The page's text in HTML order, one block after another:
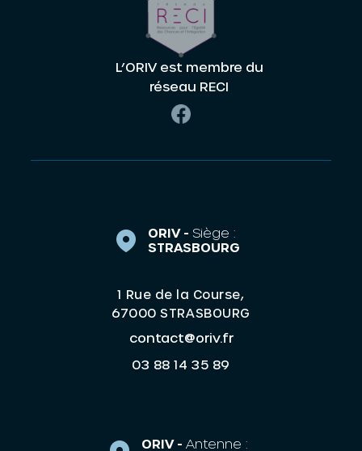
L’ORIV est membre du
réseau RECI
ORIV - Siège :
STRASBOURG
1 Rue de la Course,
67000 STRASBOURG
contact@oriv.fr
03 88 14 35 89
ORIV - Antenne :